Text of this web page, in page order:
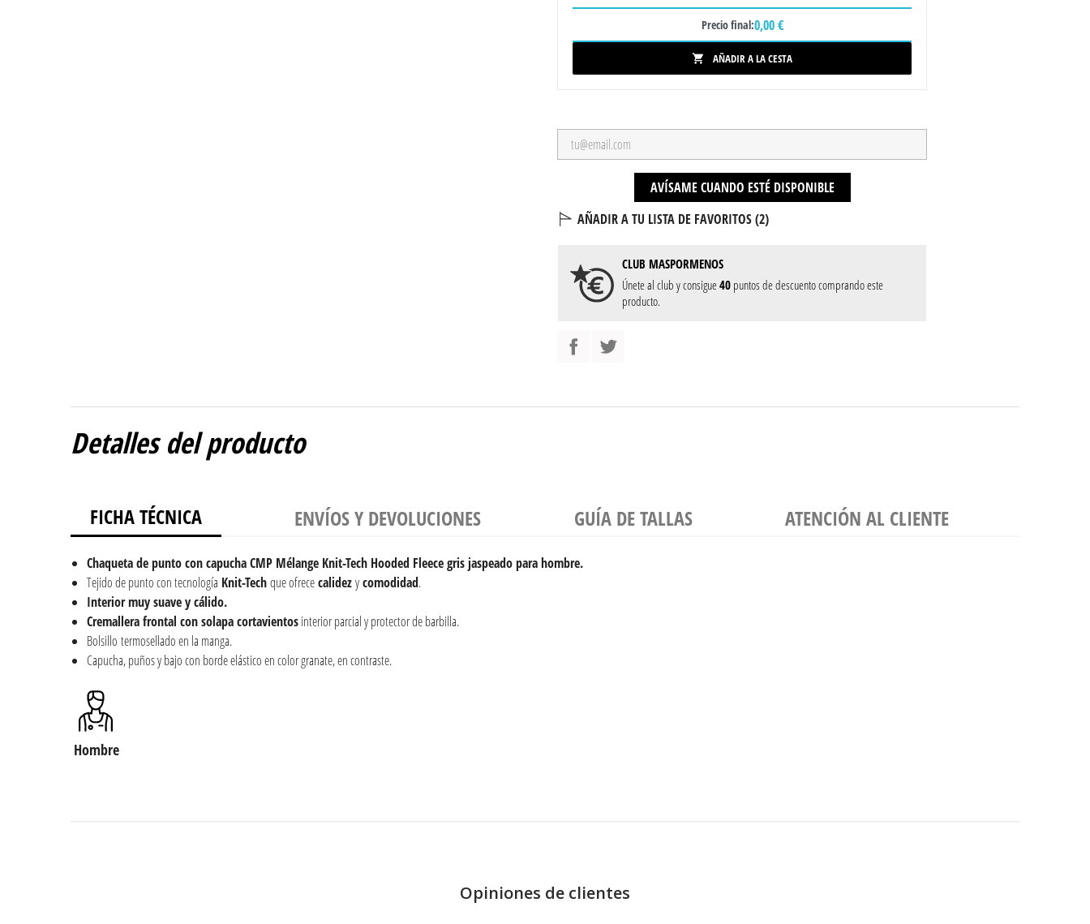
Precio final:0,00 €
 AÑADIR A LA CESTA
AVÍSAME CUANDO ESTÉ DISPONIBLE
AÑADIR A TU LISTA DE FAVORITOS (2)
CLUB MASPORMENOS
Únete al club y consigue40puntos de descuento comprando este
producto.
Detalles del producto
FICHA TÉCNICA ENVÍOS Y DEVOLUCIONES GUÍA DE TALLAS ATENCIÓN AL CLIENTE
Chaqueta de punto con capucha CMP Mélange Knit-Tech Hooded Fleece gris jaspeado para hombre.
Tejido de punto con tecnología Knit-Techque ofrececalidezycomodidad.
Interior muy suave y cálido.
Cremallera frontal con solapa cortavientosinterior parcial y protector de barbilla.
Bolsillo termosellado en la manga.
Capucha, puños y bajo con borde elástico en color granate, en contraste.
Hombre
Opiniones de clientes